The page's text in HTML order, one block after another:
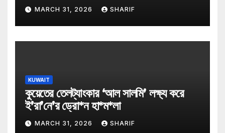
MARCH 31, 2026 SHARIF
KUWAIT
কুয়েতের তেলট্যাংকার ‘আল সালমি’ লক্ষ্য করে
ই’রা’নে’র ড্রো*ন হা*ম*লা
MARCH 31, 2026 SHARIF